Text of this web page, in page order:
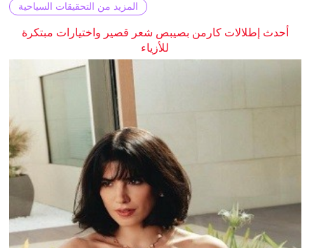
المزيد من التحقيقات السياحية
أحدث إطلالات كارمن بصيبص شعر قصير واختيارات مبتكرة
للأزياء